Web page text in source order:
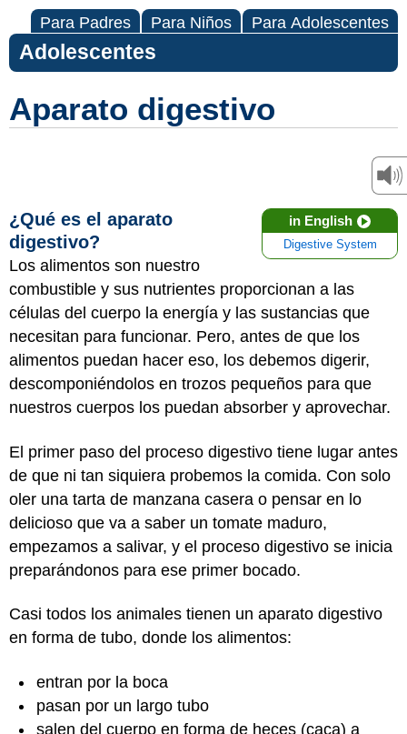
Para Padres Para Niños Para Adolescentes
Adolescentes
Aparato digestivo
in English
Digestive System
¿Qué es el aparato
digestivo?
Los alimentos son nuestro
combustible y sus nutrientes proporcionan a las
células del cuerpo la energía y las sustancias que
necesitan para funcionar. Pero, antes de que los
alimentos puedan hacer eso, los debemos digerir,
descomponiéndolos en trozos pequeños para que
nuestros cuerpos los puedan absorber y aprovechar.
El primer paso del proceso digestivo tiene lugar antes
de que ni tan siquiera probemos la comida. Con solo
oler una tarta de manzana casera o pensar en lo
delicioso que va a saber un tomate maduro,
empezamos a salivar, y el proceso digestivo se inicia
preparándonos para ese primer bocado.
Casi todos los animales tienen un aparato digestivo
en forma de tubo, donde los alimentos:
entran por la boca
pasan por un largo tubo
salen del cuerpo en forma de heces (caca) a